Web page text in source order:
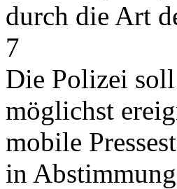
durch die Art
7
Die Polizei soll
möglichst
mobile
in